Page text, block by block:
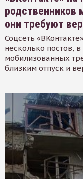
родственников
они требуют
Соцсеть
несколько постов,
мобилизованных
близким отпуск и